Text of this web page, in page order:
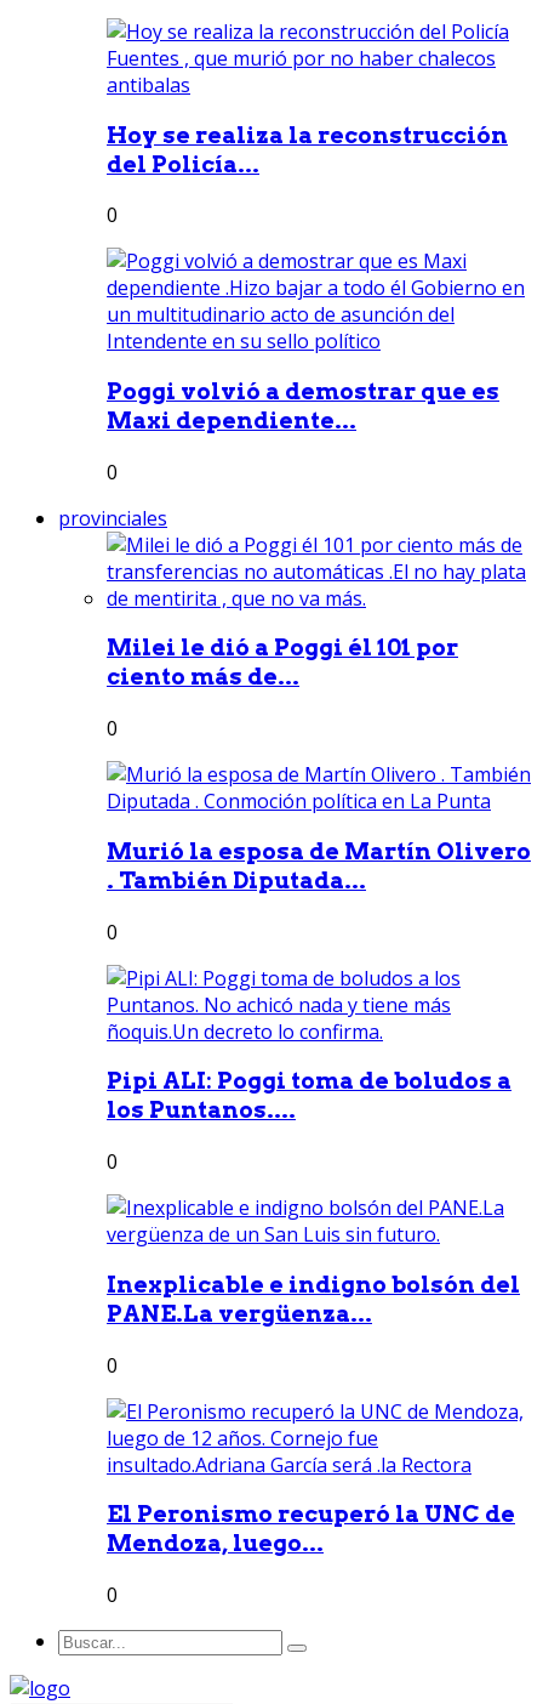
Hoy se realiza la reconstrucción
del Policía...
0
Poggi volvió a demostrar que es
Maxi dependiente...
0
provinciales
Milei le dió a Poggi él 101 por
ciento más de...
0
Murió la esposa de Martín Olivero
. También Diputada...
0
Pipi ALI: Poggi toma de boludos a
los Puntanos....
0
Inexplicable e indigno bolsón del
PANE.La vergüenza...
0
El Peronismo recuperó la UNC de
Mendoza, luego...
0